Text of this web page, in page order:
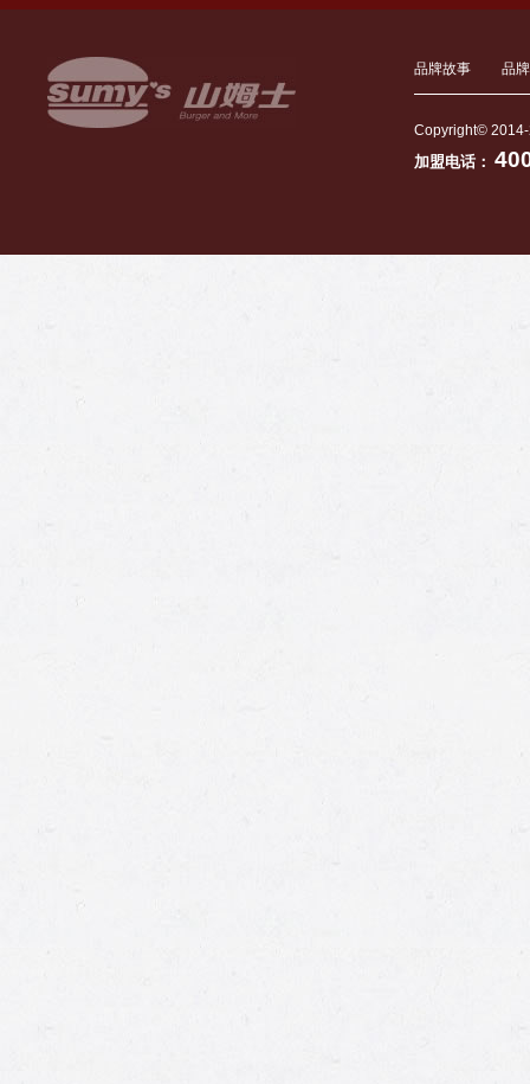
品牌故事 品
Copyright©
加盟电话：